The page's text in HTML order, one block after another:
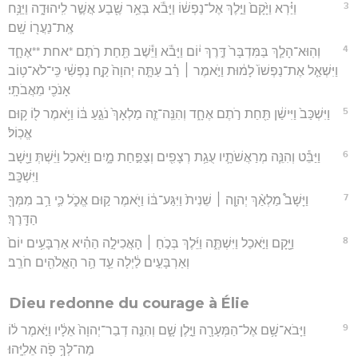
3
וַיַּ֗רְא וַיָּ֙קָם֙ וַיֵּ֣לֶךְ אֶל־נַפְשׁ֔וֹ וַיָּבֹ֕א בְּאֵ֥ר שֶׁ֖בַע אֲשֶׁ֣ר לִֽיהוּדָ֑ה וַיַּנַּ֥ח
אֶֽת־נַעֲר֖וֹ שָֽׁם׃
4
וְהֽוּא־הָלַ֤ךְ בַּמִּדְבָּר֙ דֶּ֣רֶךְ י֔וֹם וַיָּבֹ֕א וַיֵּ֕שֶׁב תַּ֖חַת רֹ֣תֶם *אחת **אֶחָ֑ד
וַיִּשְׁאַ֤ל אֶת־נַפְשׁוֹ֙ לָמ֔וּת וַיֹּ֣אמֶר ׀ רַ֗ב עַתָּ֤ה יְהוָה֙ קַ֣ח נַפְשִׁ֔י כִּֽי־לֹא־ט֥וֹב
אָנֹכִ֖י מֵאֲבֹתָֽי׃
5
וַיִּשְׁכַּב֙ וַיִּישַׁ֔ן תַּ֖חַת רֹ֣תֶם אֶחָ֑ד וְהִנֵּֽה־זֶ֤ה מַלְאָךְ֙ נֹגֵ֣עַ בּ֔וֹ וַיֹּ֥אמֶר ל֖וֹ ק֥וּם
אֱכֽוֹל׃
6
וַיַּבֵּ֕ט וְהִנֵּ֧ה מְרַאֲשֹׁתָ֛יו עֻגַ֥ת רְצָפִ֖ים וְצַפַּ֣חַת מָ֑יִם וַיֹּ֣אכַל וַיֵּ֔שְׁתְּ וַיָּ֖שָׁב
וַיִּשְׁכָּֽב׃
7
וַיָּשָׁב֩ מַלְאַ֨ךְ יְהוָ֤ה ׀ שֵׁנִית֙ וַיִּגַּע־בּ֔וֹ וַיֹּ֖אמֶר ק֣וּם אֱכֹ֑ל כִּ֛י רַ֥ב מִמְּךָ֖
הַדָּֽרֶךְ׃
8
וַיָּ֖קָם וַיֹּ֣אכַל וַיִּשְׁתֶּ֑ה וַיֵּ֜לֶךְ בְּכֹ֣חַ ׀ הָאֲכִילָ֣ה הַהִ֗יא אַרְבָּעִ֥ים יוֹם֙
וְאַרְבָּעִ֣ים לַ֔יְלָה עַ֛ד הַ֥ר הָאֱלֹהִ֖ים חֹרֵֽב׃
Dieu redonne du courage à Élie
9
וַיָּבֹא־שָׁ֥ם אֶל־הַמְּעָרָ֖ה וַיָּ֣לֶן שָׁ֑ם וְהִנֵּ֤ה דְבַר־יְהוָה֙ אֵלָ֔יו וַיֹּ֣אמֶר ל֔וֹ
מַה־לְּךָ֥ פֹ֖ה אֵלִיָּֽהוּ׃